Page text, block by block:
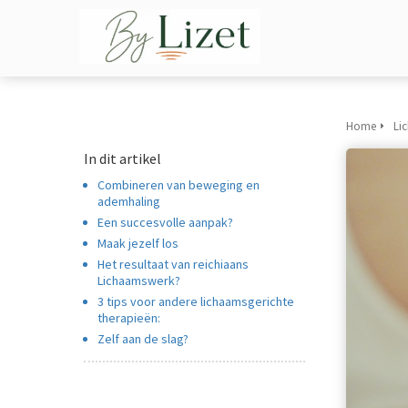
In dit artikel
Combineren van beweging en
ademhaling
Een succesvolle aanpak?
Maak jezelf los
Het resultaat van reichiaans
Lichaamswerk?
3 tips voor andere lichaamsgerichte
therapieën:
Zelf aan de slag?
Home
website-
relevante
tonen
op het